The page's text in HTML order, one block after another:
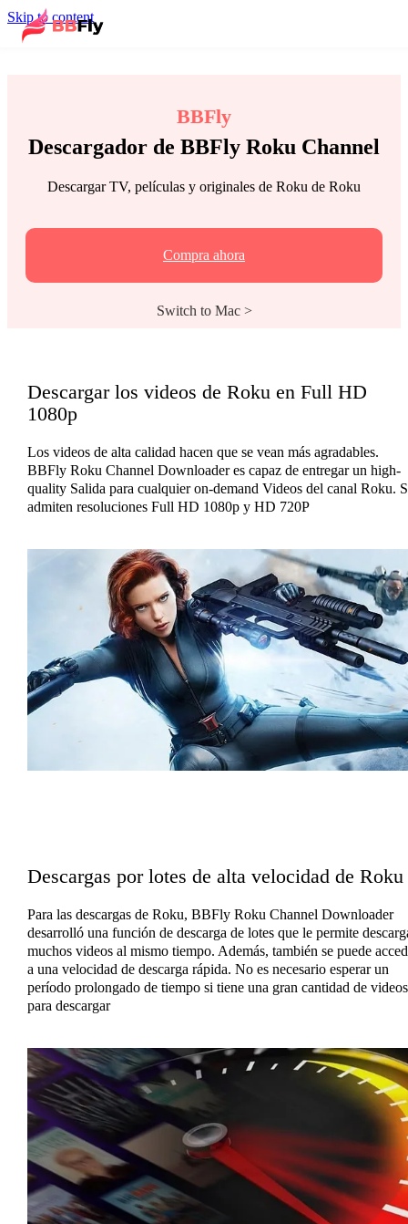
Skip to content
BBFly
Descargador de BBFly Roku Channel
Descargar TV, películas y originales de Roku de Roku
Compra ahora
Switch to Mac >
Descargar los videos de Roku en Full HD
1080p
Los videos de alta calidad hacen que se vean más agradables.
BBFly Roku Channel Downloader es capaz de entregar un high-
quality Salida para cualquier on-demand Videos del canal Roku.
admiten resoluciones Full HD 1080p y HD 720P
Descargas por lotes de alta velocidad de Roku
Para las descargas de Roku, BBFly Roku Channel Downloader
desarrolló una función de descarga de lotes que le permite
muchos videos al mismo tiempo. Además, también se puede
a una velocidad de descarga rápida. No es necesario esperar un
período prolongado de tiempo si tiene una gran cantidad de videos
para descargar